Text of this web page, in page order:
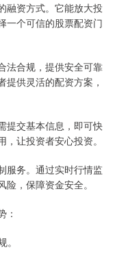
融资方式。它能放大投
一个可信的股票配资门
法合规，提供安全可靠
供灵活的配资方案，
提交基本信息，即可快
让投资者安心投资。
服务。通过实时行情监
，保障资金安全。
：